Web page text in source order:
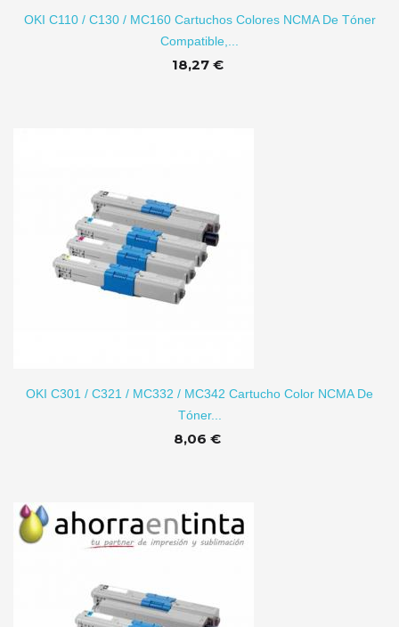
OKI C110 / C130 / MC160 Cartuchos Colores NCMA De Tóner
Compatible,...
18,27 €
OKI C301 / C321 / MC332 / MC342 Cartucho Color NCMA De
Tóner...
8,06 €